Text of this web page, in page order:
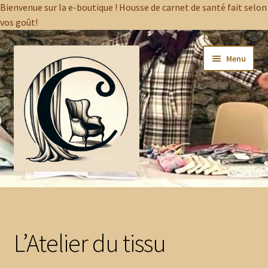
Bienvenue sur la e-boutique ! Housse de carnet de santé fait selon
vos goût!
Aller
à
la
navigation
Aller
au
contenu
Menu
Accueil
Contact
L’Atelier du tissu